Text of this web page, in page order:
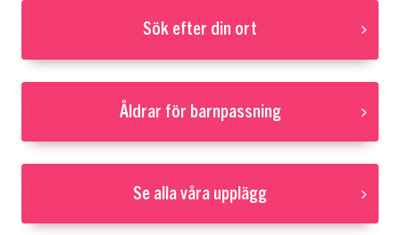
Sök efter din ort
Åldrar för barnpassning
Se alla våra upplägg